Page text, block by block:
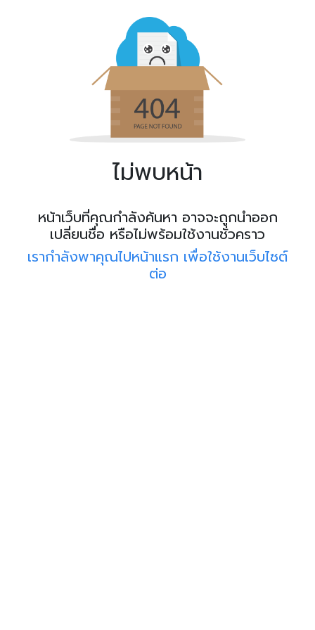
ไม่พบหน้า
หน้าเว็บที่คุณกำลังค้นหา อาจจะถูกนำออก
เปลี่ยนชื่อ หรือไม่พร้อมใช้งานชั่วคราว
เรากำลังพาคุณไปหน้าแรก เพื่อใช้งานเว็บไซต์
ต่อ